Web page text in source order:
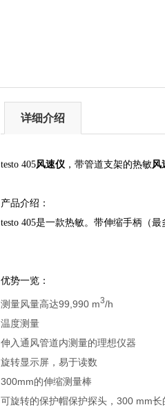
详细介绍
testo 405风速仪 ，带管道支架的热敏风
产品介绍：
testo 405是一款热敏。带伸缩手柄（
优势一览：
测量风量高达99,990 m3/h
温度测量
伸入通风管道内测量的理想仪器
旋转显示屏，易于读数
300mm的伸缩测量棒
可旋转的保护帽保护探头，300 mm长